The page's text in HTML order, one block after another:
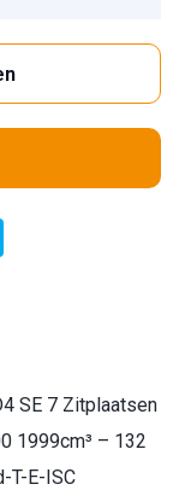
SE 7 Zitplaatsen
1999cm³ – 132
T-E-ISC